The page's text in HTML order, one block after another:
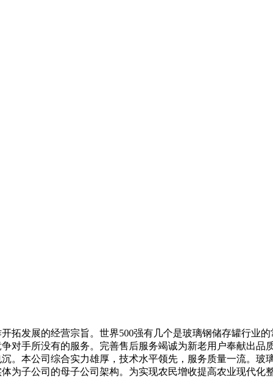
发展的经营宗旨。世界500强有几个是玻璃钢储存罐行业
手所没有的服务。完善售后服务竭诚为新老用户奉献出品
。本公司综合实力雄厚，技术水平领先，服务质量一流。玻
为子公司的母子公司架构。为实现农民增收提高农业现代化